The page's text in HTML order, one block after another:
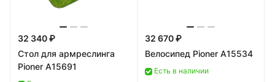
32 340 ₽
Стол для армреслинга
Pioner A15691
32 670 ₽
Велосипед Pioner A15534
Есть в наличии